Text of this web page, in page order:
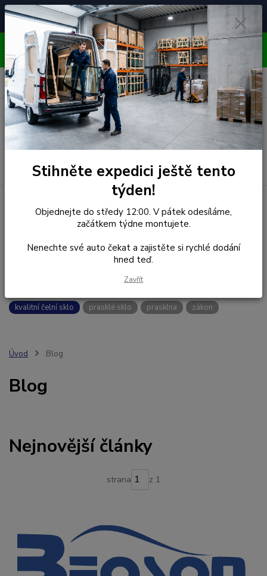
🚘
Čelní skla pro
unikátní vozy
📞
Poradenství
ZDARMA
⭐ 4.7/5 (50 recenzí)
OBJEDNÁVEJTE DO STŘEDY 12:00 - KAŽDÝ PÁTEK
EXPEDUJEME!!
Menu
Hledat
0 ks
za 0,00 Kč
Kategorie blogu
kvalitní čelní sklo
prasklé sklo prasklna zákon
Úvod Blog
Blog
Nejnovější články
strana z 1
Stihněte expedici ještě tento
týden!
Objednejte do středy 12:00. V pátek odesíláme,
začátkem týdne montujete.
Nenechte své auto čekat a zajistěte si rychlé dodání
hned teď.
Zavřít